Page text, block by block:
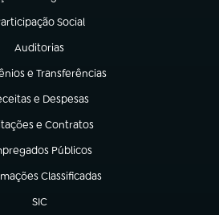
Social
em nova aba)
Auditorias
(abre em nova aba)
e Transferências
nova aba)
e Despesas
em nova aba)
e Contratos
em nova aba)
Públicos
em nova aba)
Classificadas
em nova aba)
SIC
(abre em nova aba)